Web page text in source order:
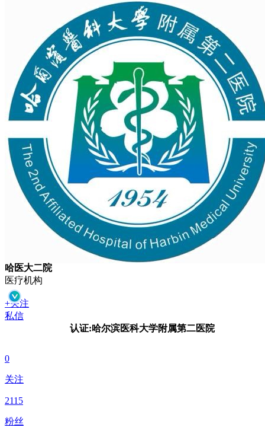
哈医大二院
医疗机构
+关注
私信
认证:哈尔滨医科大学附属第二医院
0
关注
2115
粉丝